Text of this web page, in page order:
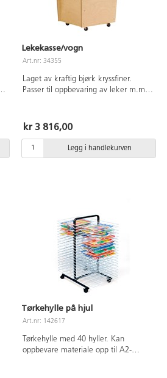
Lekekasse/vogn
Art.nr: 34355
Laget av kraftig bjørk kryssfiner.
Passer til oppbevaring av leker m.m.
kr 3 816,00
Legg i handlekurven
Tørkehylle på hjul
Art.nr: 142617
Tørkehylle med 40 hyller. Kan
oppbevare materiale opp til A2-